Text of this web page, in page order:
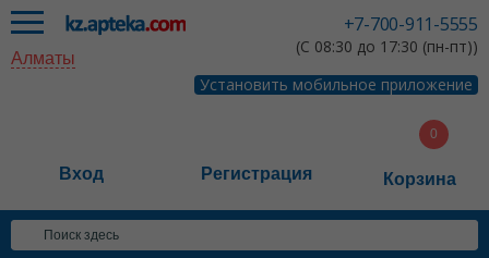
+7-700-911-5555
(С 08:30 до 17:30 (пн-пт))
Установить мобильное приложение
Алматы
Вход Регистрация Корзина